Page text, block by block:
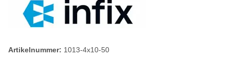
Artikelnummer: 1013-4x10-50